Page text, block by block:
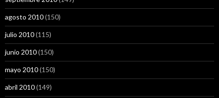
agosto 2010(150)
julio 2010(115)
junio 2010(150)
mayo 2010(150)
abril 2010(149)